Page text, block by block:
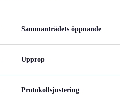
Sammanträdets öppnande
Upprop
Protokollsjustering